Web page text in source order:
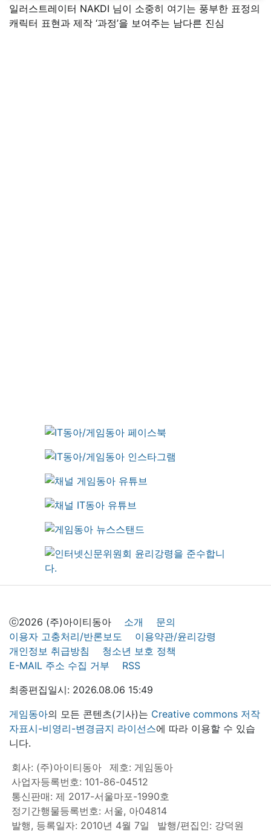
일러스트레이터 NAKDI 님이 소중히 여기는 풍부한 표정의
캐릭터 표현과 제작 ‘과정’을 보여주는 남다른 진심
ⓒ2026 (주)아이티동아 소개
문의
이용자 고충처리/반론보도
이용약관/윤리강령
개인정보 취급방침
청소년 보호 정책
E-MAIL 주소 수집 거부
RSS
최종편집일시: 2026.08.06 15:49
게임동아의 모든 콘텐츠(기사)는 Creative commons 저작
자표시-비영리-변경금지 라이선스에 따라 이용할 수 있습
니다.
회사: (주)아이티동아
제호: 게임동아
사업자등록번호: 101-86-04512
통신판매: 제 2017-서울마포-1990호
정기간행물등록번호: 서울, 아04814
발행, 등록일자: 2010년 4월 7일
발행/편집인: 강덕원